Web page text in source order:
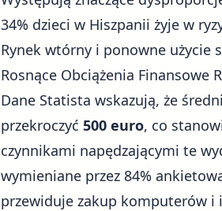
34% dzieci w Hiszpanii żyje w
Rynek wtórny i ponowne użycie
Rosnące Obciążenia Finansowe
Dane Statista wskazują, że
przekroczyć 500 euro, co
czynnikami napędzającymi te
wymieniane przez 84%
przewiduje zakup komputerów i